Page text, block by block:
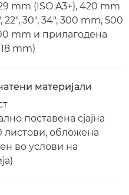
mm (ISO A3+), 420 mm
22", 30", 34", 300 mm, 500
mm и прилагодена
mm)
материјали
поставена сјајна
листови, обложена
во услови на